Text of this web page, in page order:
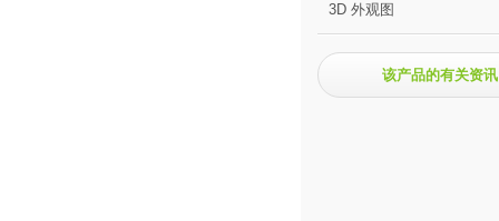
3D 外观图
该产品的有关资讯